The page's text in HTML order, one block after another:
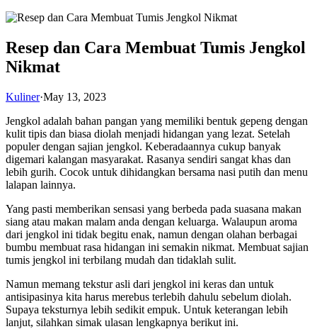
Resep dan Cara Membuat Tumis Jengkol
Nikmat
Kuliner·May 13, 2023
Jengkol adalah bahan pangan yang memiliki bentuk gepeng dengan
kulit tipis dan biasa diolah menjadi hidangan yang lezat. Setelah
populer dengan sajian jengkol. Keberadaannya cukup banyak
digemari kalangan masyarakat. Rasanya sendiri sangat khas dan
lebih gurih. Cocok untuk dihidangkan bersama nasi putih dan menu
lalapan lainnya.
Yang pasti memberikan sensasi yang berbeda pada suasana makan
siang atau makan malam anda dengan keluarga. Walaupun aroma
dari jengkol ini tidak begitu enak, namun dengan olahan berbagai
bumbu membuat rasa hidangan ini semakin nikmat. Membuat sajian
tumis jengkol ini terbilang mudah dan tidaklah sulit.
Namun memang tekstur asli dari jengkol ini keras dan untuk
antisipasinya kita harus merebus terlebih dahulu sebelum diolah.
Supaya teksturnya lebih sedikit empuk. Untuk keterangan lebih
lanjut, silahkan simak ulasan lengkapnya berikut ini.